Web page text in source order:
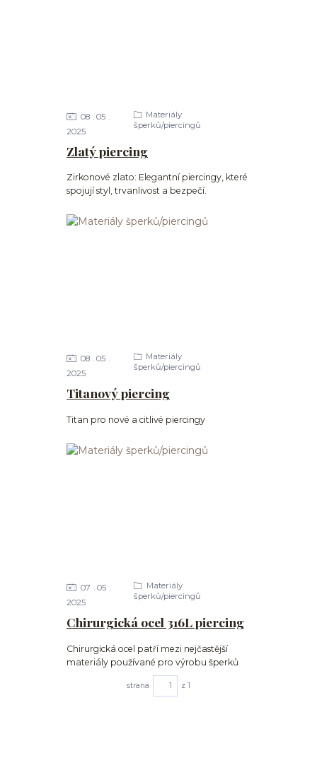
Zlatý piercing
08
05
2025
Materiály
šperků/piercingů
Zirkonové zlato: Elegantní piercingy, které
spojují styl, trvanlivost a bezpečí.
Titanový piercing
08
05
2025
Materiály
šperků/piercingů
Titan pro nové a citlivé piercingy
Chirurgická ocel 316L piercing
07
05
2025
Materiály
šperků/piercingů
Chirurgická ocel patří mezi nejčastější
materiály používané pro výrobu šperků
strana z 1